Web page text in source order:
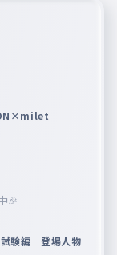
🎉
験編 登場人物